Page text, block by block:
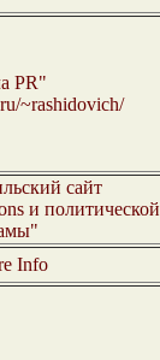
PR"
~rashidovich/
сайт
и политической
Info